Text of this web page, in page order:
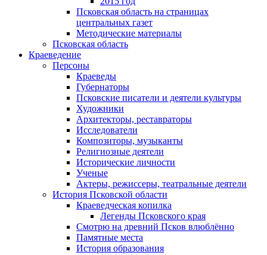
Псковская область на страницах
центральных газет
Методические материалы
Псковская область
Краеведение
Персоны
Краеведы
Губернаторы
Псковские писатели и деятели культуры
Художники
Архитекторы, реставраторы
Исследователи
Композиторы, музыканты
Религиозные деятели
Исторические личности
Ученые
Актеры, режиссеры, театральные деятели
История Псковской области
Краеведческая копилка
Легенды Псковского края
Смотрю на древний Псков влюблённо
Памятные места
История образования